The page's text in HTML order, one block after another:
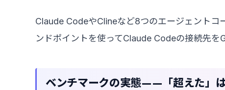
Claude CodeやClineなど8つのエージェント
ンドポイントを使ってClaude Codeの接続先を
ベンチマークの実態——「超えた」